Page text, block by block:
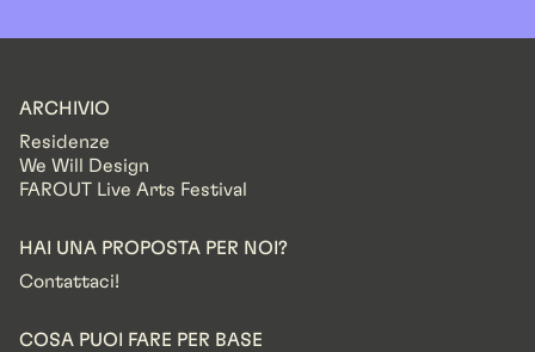
ARCHIVIO
Residenze
We Will Design
FAROUT Live Arts Festival
HAI UNA PROPOSTA PER NOI?
Contattaci!
COSA PUOI FARE PER BASE